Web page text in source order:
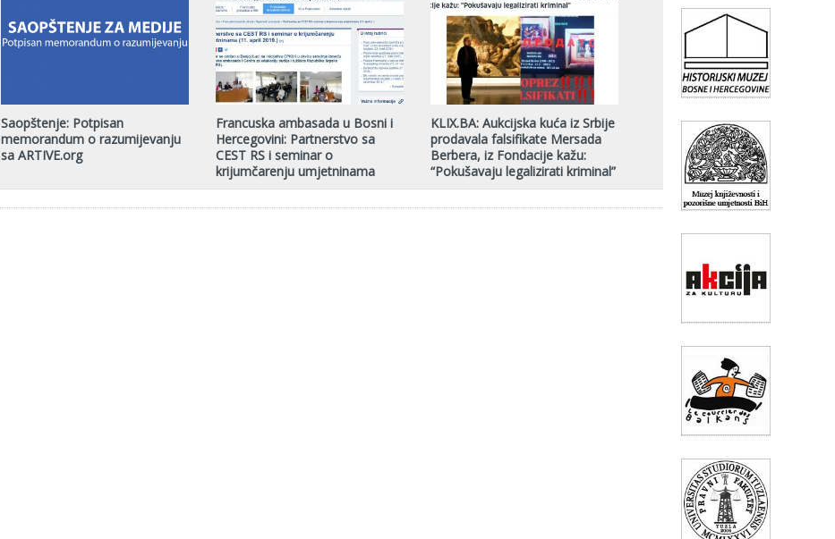
Saopštenje: Potpisan
memorandum o razumijevanju
sa ARTIVE.org
Francuska ambasada u Bosni i
Hercegovini: Partnerstvo sa
CEST RS i seminar o
krijumčarenju umjetninama
KLIX.BA: Aukcijska kuća iz Srbije
prodavala falsifikate Mersada
Berbera, iz Fondacije kažu:
“Pokušavaju legalizirati kriminal”